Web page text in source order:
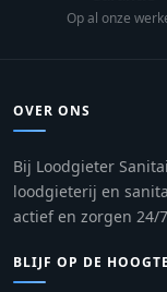
Op al onze
OVER ONS
Bij Loodgieter
loodgieterij en
actief en zorgen 24/
BLIJF OP DE HOOGTE